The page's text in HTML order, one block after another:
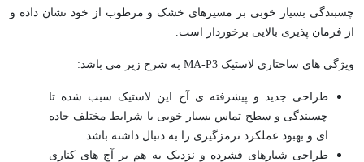
چسبندگی بسیار خوبی بر مسیرهای خشک و مرطوب از خود نشان داده و
از فرمان پذیری بالایی برخوردار است.
ویژگی های ساختاری لاستیک MA-P3 به شرح زیر می باشد:
طراحی جدید و پیشرفته ی آج این لاستیک سبب شده تا
چسبندگی و سطح تماس بسیار خوبی با شرایط مختلف جاده
ای و بهبود عملکرد ترمزگیری را به دنبال داشته باشد.
طراحی شیارهای فشرده و نزدیک به هم بر آج های کناری